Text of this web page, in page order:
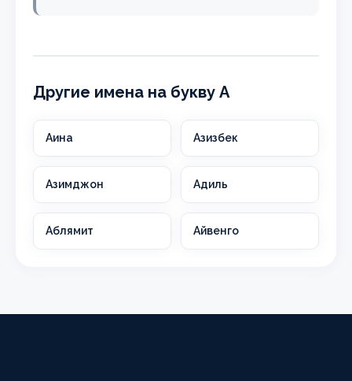
Другие имена на букву А
Аина Азизбек
Азимджон Адиль
Аблямит Айвенго